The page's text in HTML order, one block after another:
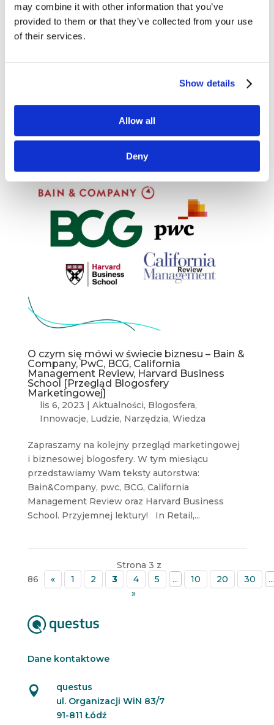
may combine it with other information that you’ve
provided to them or that they’ve collected from your use
of their services.
Show details
Allow all
Deny
Zapraszamy na kolejny przegląd marketingowej
i biznesowej blogosfery. W tym miesiącu
przedstawiamy Wam teksty autorstwa: INSEAD
Company, CustomerThink, Marketer+.
O czym się mówi w świecie biznesu – Bain &
Company, PwC, BCG, California
Management Review, Harvard Business
School [Przegląd Blogosfery
Marketingowej]
lis 6, 2023 | Aktualności, Blogosfera,
Innowacje, Ludzie, Narzędzia, Wiedza
Zapraszamy na kolejny przegląd marketingowej
i biznesowej blogosfery. W tym miesiącu
przedstawiamy Wam teksty autorstwa:
Bain&Company, pwc, BCG, California
Management Review oraz Harvard Business
School. Przyjemnej lektury! In Retail,...
Strona 3 z
86
« 1 2 3 4 5 ... 10 20 30
...
»
Dane kontaktowe

questus
ul. Organizacji WiN 83/7
91-811 Łódź